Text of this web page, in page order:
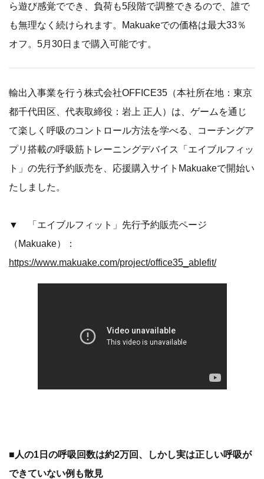
ら遊び感覚ででき、負荷も5段階で調整できるので、誰で
も無理なく続けられます。Makuakeでの価格は最大33％
オフ。5月30日まで購入可能です。
輸出入事業を行う株式会社OFFICE35（本社所在地：東京
都千代田区、代表取締役：岩上 正人）は、ゲームを通じ
て楽しく呼吸のコントロール方法を学べる、コーチングア
プリ搭載の呼吸筋トレーニングデバイス「エイブルフィッ
ト」の先行予約販売を、応援購入サイトMakuakeで開始い
たしました。
▼ 「エイブルフィット」先行予約販売ページ
（Makuake）：
https://www.makuake.com/project/office35_ablefit/
■人の1日の呼吸回数は約2万回、しかし実は正しい呼吸が
できていない例も散見